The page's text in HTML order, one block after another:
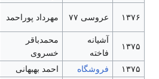
۱۳۷۶ عروسی ۷۷ مهرداد پوراحمد
۱۳۷۵
آشیانه
فاخته
محمدباقر
خسروی
۱۳۷۵ فروشگاه احمد بهبهانی